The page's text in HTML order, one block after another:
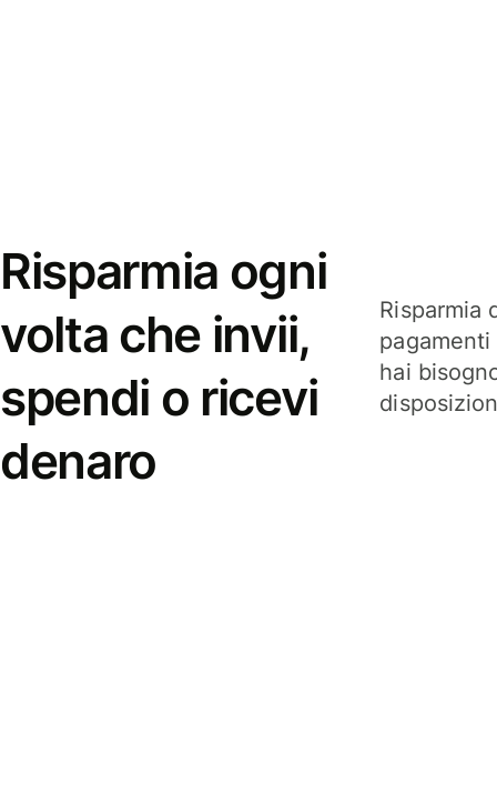
Risparmia ogni
volta che invii,
spendi o ricevi
denaro
Risparmia
hai